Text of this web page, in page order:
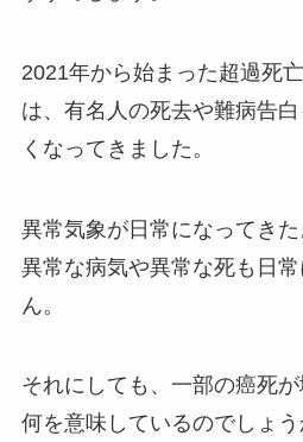
2021年から始まった超過死
は、有名人の死去や難病告
くなってきました。
異常気象が日常になってき
異常な病気や異常な死も日
ん。
それにしても、一部の癌死が
何を意味しているのでしょう